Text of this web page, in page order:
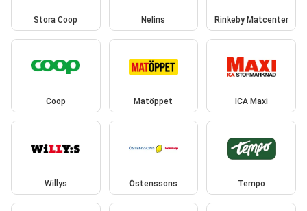
Stora Coop Nelins Rinkeby Matcenter
Coop Matöppet ICA Maxi
Willys Östenssons Tempo